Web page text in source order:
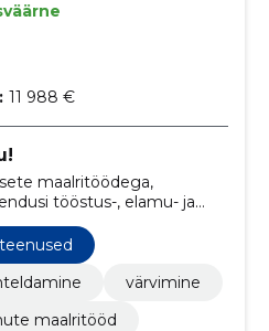
11 988 €
maalritöödega,
tööstus-, elamu- ja
värvimine
maalritööd